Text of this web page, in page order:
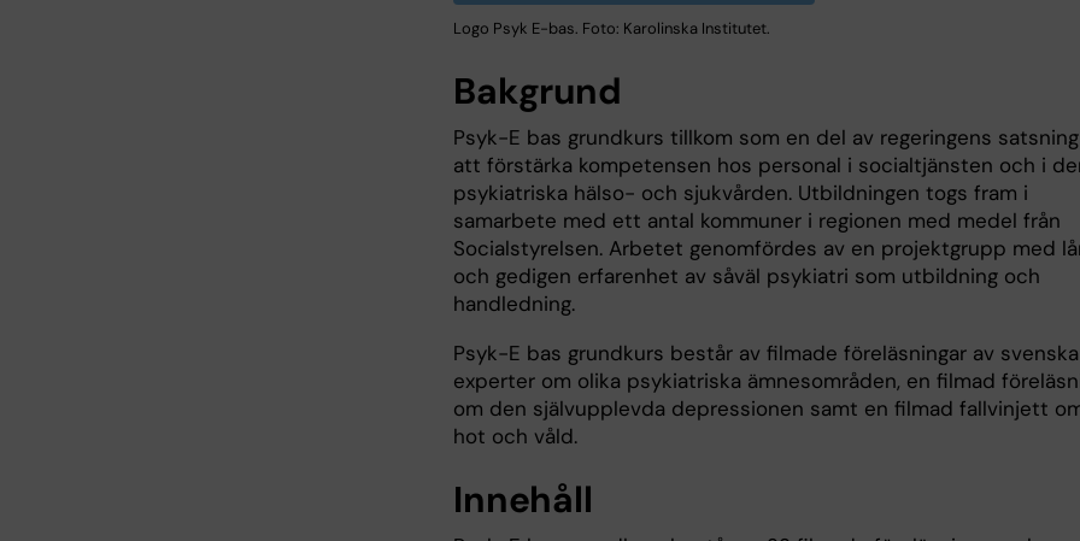
Logo Psyk E-bas. Foto: Karolinska Institutet.
Bakgrund
Psyk-E bas grundkurs tillkom som en del av regeringens
att förstärka kompetensen hos personal i socialtjänsten och i
psykiatriska hälso- och sjukvården. Utbildningen togs fram i
samarbete med ett antal kommuner i regionen med medel från
Socialstyrelsen. Arbetet genomfördes av en projektgrupp med
och gedigen erfarenhet av såväl psykiatri som utbildning och
handledning.
Psyk-E bas grundkurs består av filmade föreläsningar av svenska
experter om olika psykiatriska ämnesområden, en filmad
om den självupplevda depressionen samt en filmad fallvinjett
hot och våld.
Innehåll